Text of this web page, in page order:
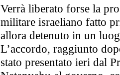
Verrà liberato forse la
militare israeliano fatto
allora detenuto in un
L’accordo, raggiunto
stato presentato ieri dal